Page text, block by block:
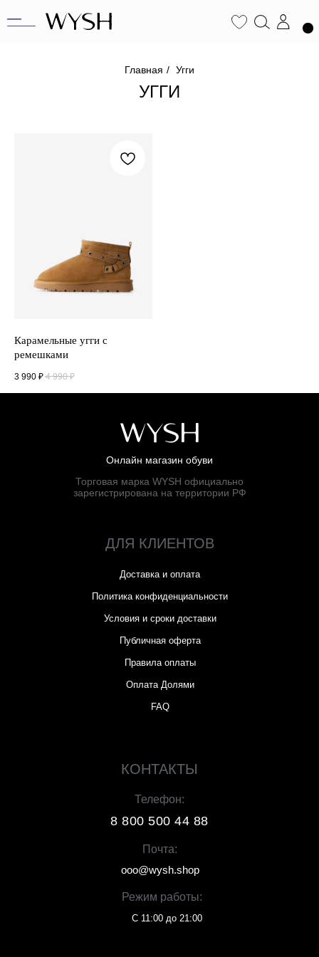
Главная / Угги
УГГИ
Карамельные угги с
ремешками
3 990 ₽ 4 990 ₽
Онлайн магазин обуви
Доставка и оплата
ДЛЯ КЛИЕНТОВ
Политика конфиденциальности
Условия и сроки доставки
Правила оплаты
КОНТАКТЫ
Телефон:
8 800 500 44 88
Почта:
ooo@wysh.shop
С 11:00 до 21:00
Режим работы:
FAQ
Торговая марка WYSH официально
зарегистрирована на территории РФ
Публичная оферта
Оплата Долями